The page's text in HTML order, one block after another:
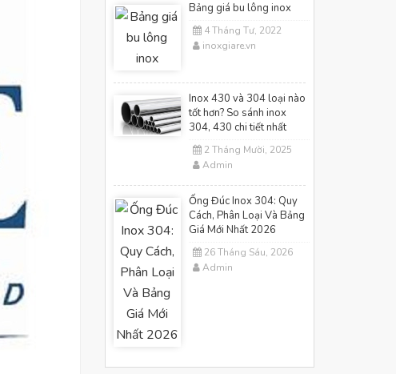
Bảng giá bu lông inox
4 Tháng Tư, 2022
inoxgiare.vn
Inox 430 và 304 loại nào
tốt hơn? So sánh inox
304, 430 chi tiết nhất
2 Tháng Mười, 2025
Admin
Ống Đúc Inox 304: Quy
Cách, Phân Loại Và Bảng
Giá Mới Nhất 2026
26 Tháng Sáu, 2026
Admin